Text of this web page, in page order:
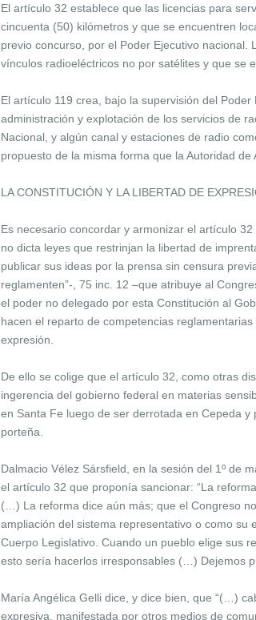
El artículo 32 establece que las licencias para
cincuenta (50) kilómetros y que se encuentren
previo concurso, por el Poder Ejecutivo
vínculos radioeléctricos no por satélites y que se
El artículo 119 crea, bajo la supervisión del
administración y explotación de los servicios de
Nacional, y algún canal y estaciones de radio
propuesto de la misma forma que la Autoridad
LA CONSTITUCIÓN Y LA LIBERTAD DE
Es necesario concordar y armonizar el artículo
no dicta leyes que restrinjan la libertad de
publicar sus ideas por la prensa sin censura
reglamenten”-, 75 inc. 12 –que atribuye al
el poder no delegado por esta Constitución al
hacen el reparto de competencias
expresión.
De ello se colige que el artículo 32, como otras
ingerencia del gobierno federal en materias
en Santa Fe luego de ser derrotada en Cepeda
porteña.
Dalmacio Vélez Sársfield, en la sesión del 1º de
el artículo 32 que proponía sancionar: “La
(…) La reforma dice aún más; que el Congreso
ampliación del sistema representativo o como
Cuerpo Legislativo. Cuando un pueblo elige sus
esto sería hacerlos irresponsables (…) Dejemos
María Angélica Gelli dice, y dice bien, que “(…)
expresiva, manifestada por otros medios de